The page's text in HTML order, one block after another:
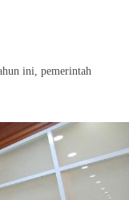
ini, pemerintah